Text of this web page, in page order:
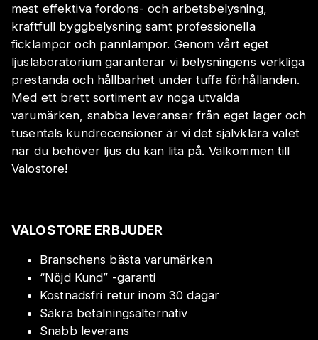
mest effektiva fordons- och arbetsbelysning,
kraftfull byggbelysning samt professionella
ficklampor och pannlampor. Genom vårt eget
ljuslaboratorium garanterar vi belysningens verkliga
prestanda och hållbarhet under tuffa förhållanden.
Med ett brett sortiment av noga utvalda
varumärken, snabba leveranser från eget lager och
tusentals kundrecensioner är vi det självklara valet
när du behöver ljus du kan lita på. Välkommen till
Valostore!
VALOSTORE ERBJUDER
Branschens bästa varumärken
“Nöjd Kund” -garanti
Kostnadsfri retur inom 30 dagar
Säkra betalningsalternativ
Snabb leverans